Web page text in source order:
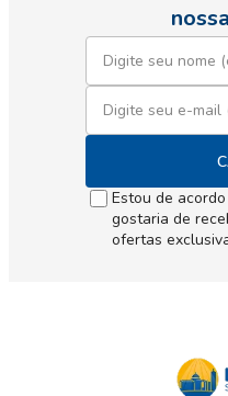
Estou de
gostaria de
ofertas